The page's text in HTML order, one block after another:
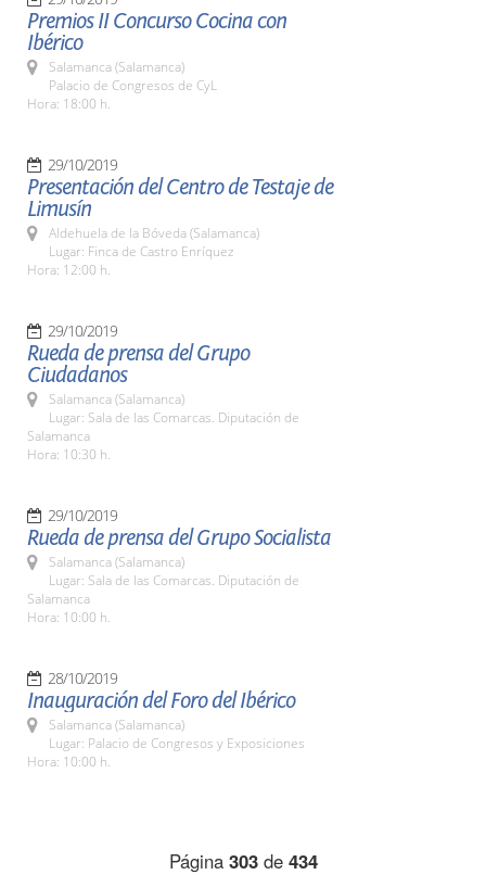
Premios II Concurso Cocina con
Ibérico
Salamanca (Salamanca)
Palacio de Congresos de CyL
Hora: 18:00 h.
29/10/2019
Presentación del Centro de Testaje de
Limusín
Aldehuela de la Bóveda (Salamanca)
Lugar: Finca de Castro Enríquez
Hora: 12:00 h.
29/10/2019
Rueda de prensa del Grupo
Ciudadanos
Salamanca (Salamanca)
Lugar: Sala de las Comarcas. Diputación de
Salamanca
Hora: 10:30 h.
29/10/2019
Rueda de prensa del Grupo Socialista
Salamanca (Salamanca)
Lugar: Sala de las Comarcas. Diputación de
Salamanca
Hora: 10:00 h.
28/10/2019
Inauguración del Foro del Ibérico
Salamanca (Salamanca)
Lugar: Palacio de Congresos y Exposiciones
Hora: 10:00 h.
Página 303de 434